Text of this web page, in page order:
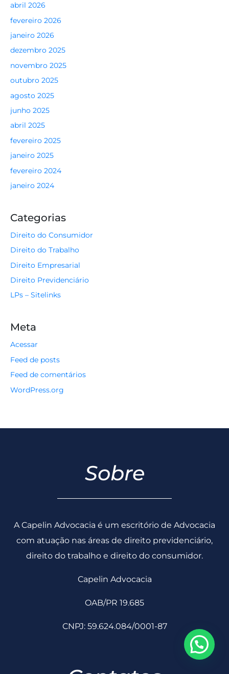
abril 2026
fevereiro 2026
janeiro 2026
dezembro 2025
novembro 2025
outubro 2025
agosto 2025
junho 2025
abril 2025
fevereiro 2025
janeiro 2025
fevereiro 2024
janeiro 2024
Categorias
Direito do Consumidor
Direito do Trabalho
Direito Empresarial
Direito Previdenciário
LPs – Sitelinks
Meta
Acessar
Feed de posts
Feed de comentários
WordPress.org
Sobre
A Capelin Advocacia é um escritório de Advocacia
com atuação nas áreas de direito previdenciário,
direito do trabalho e direito do consumidor.
Capelin Advocacia
OAB/PR 19.685
CNPJ: 59.624.084/0001-87